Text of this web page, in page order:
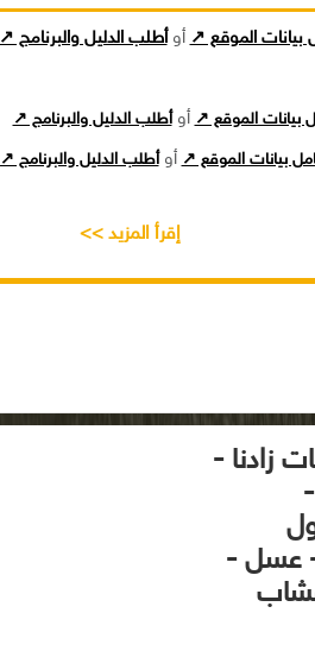
الموقع ↗ أوأطلب الدليل والبرنامج ↗
الموقع ↗ أوأطلب الدليل والبرنامج ↗
بيانات الموقع ↗ أوأطلب الدليل والبرنامج ↗
إقرأ المزيد >>
زادنا -
- عسل -